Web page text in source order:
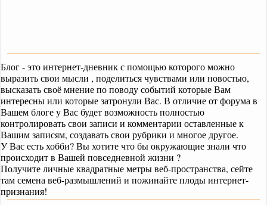
Блог - это интернет-дневник с помощью которого можно
выразить свои мысли , поделиться чувствами или новостью,
высказать своё мнение по поводу событий которые Вам
интересны или которые затронули Вас. В отличие от форума в
Вашем блоге у Вас будет возможность полностью
контролировать свои записи и комментарии оставленные к
Вашим записям, создавать свои рубрики и многое другое.
У Вас есть хобби? Вы хотите что бы окружающие знали что
происходит в Вашей повседневной жизни ?
Получите личные квадратные метры веб-пространства, сейте
там семена веб-размышлений и пожинайте плоды интернет-
признания!